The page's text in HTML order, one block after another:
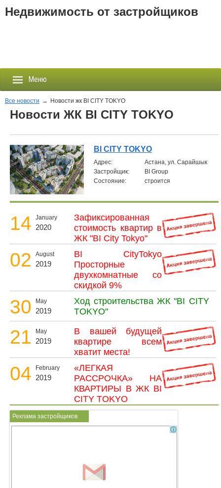
Недвижимость от застройщиков
Меню
Новостройки
Новости
События
Агентства
Кабинет
Все новости → Новости жк BI CITY TOKYO
Новости ЖК BI CITY TOKYO
BI CITY TOKYO
Aдрес:
Астана, ул. Сарайшык
Застройщик:
BI Group
Состояние:
строится
14 January
2020
Зафиксированная
стоимость квартир в
ЖК "BI City Tokyo"
02 August
2019
BI CityTokyo
Просторные
двухкомнатные со
скидкой 9%
30 May
2019
Ход строительства ЖК "BI CITY
TOKYO"
21 May
2019
В вашей будущей
квартире всем
хватит места!
04 February
2019
«ЛЕГКАЯ
РАССРОЧКА» НА
КВАРТИРЫ В ЖК BI
CITY TOKYO
Реклама застройщиков